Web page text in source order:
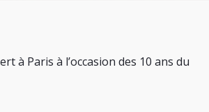
à Paris à l’occasion des 10 ans du